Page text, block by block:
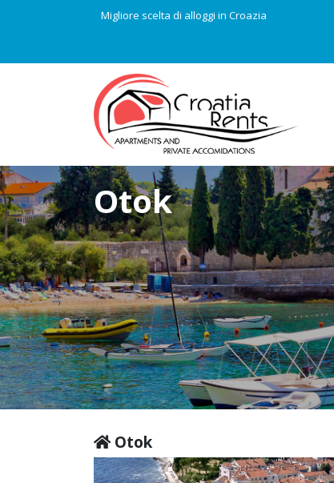
Migliore scelta di alloggi in Croazia
Otok
Otok